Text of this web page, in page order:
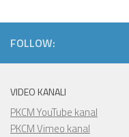
FOLLOW:
VIDEO KANALI
PKCM YouTube kanal
PKCM Vimeo kanal